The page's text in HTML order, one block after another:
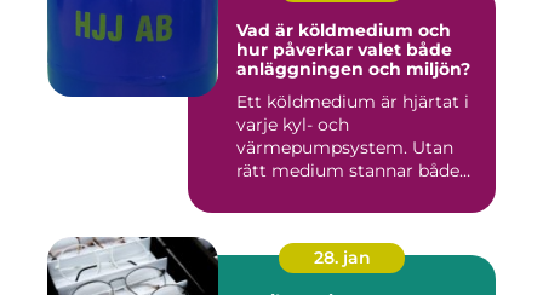
Vad är köldmedium och
hur påverkar valet både
anläggningen och miljön?
Ett köldmedium är hjärtat i
varje kyl- och
värmepumpsystem. Utan
rätt medium stannar både
28. jan